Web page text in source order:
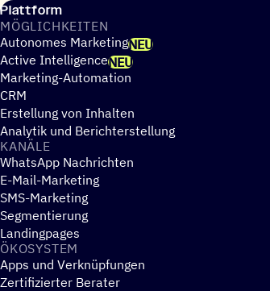
Plattform
MÖGLICH­KEI­TEN
Autonomes MarketingNEU
Active IntelligenceNEU
Marketing-Automation
CRM
Erstellung von Inhalten
Analytik und Berichterstellung
KANÄLE
WhatsApp Nachrichten
E-Mail-Marketing
SMS-Marketing
Segmentierung
Landingpages
ÖKOSYS­TEM
Apps und Verknüpfungen
Zertifizierter Berater